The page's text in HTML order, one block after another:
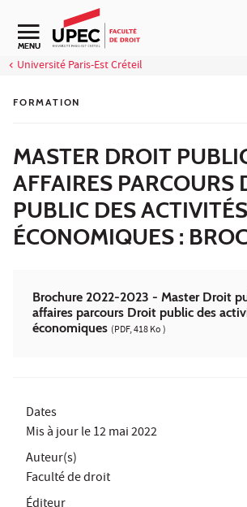
Aller au contenu
Navigation secondaire
MENU
Université Paris-Est Créteil
FORMATION
MASTER DROIT
AFFAIRES PARCOURS
PUBLIC DES ACTIVITÉS
ÉCONOMIQUES :
Brochure 2022-2023 - Master Droit
affaires parcours Droit public des
économiques (PDF, 418 Ko )
Dates
Mis à jour le12 mai 2022
Auteur(s)
Faculté de droit